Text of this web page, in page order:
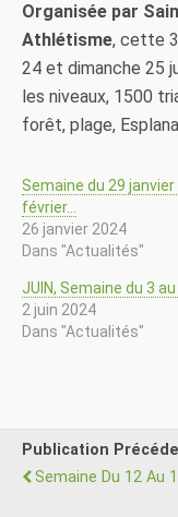
Organisée par
Athlétisme, cette
24 et dimanche 25
les niveaux, 1500
forêt, plage,
Semaine du 29 janvier
février…
26 janvier 2024
Dans "Actualités"
JUIN, Semaine du 3 au
2 juin 2024
Dans "Actualités"
Publication
Semaine Du 12 Au